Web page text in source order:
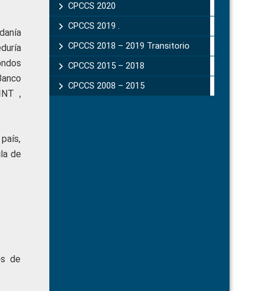
,
de
de
CPCCS 2020
CPCCS 2019 .
CPCCS 2018 – 2019 Transitorio
CPCCS 2015 – 2018
CPCCS 2008 – 2015